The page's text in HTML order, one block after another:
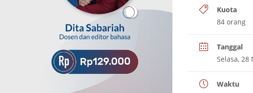
Kuota
84 orang
Tanggal
Selasa, 28
Waktu